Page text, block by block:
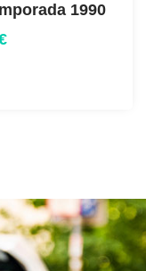
1990